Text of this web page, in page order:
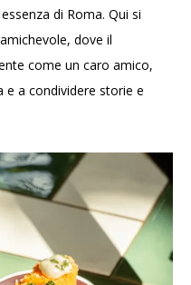
di Roma. Qui si
dove il
come un caro amico,
e a condividere storie e